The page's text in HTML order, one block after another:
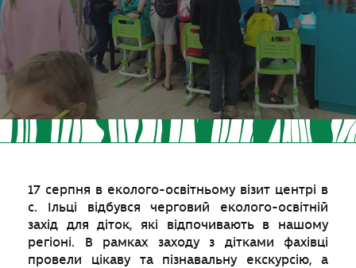
17 серпня в еколого-освітньому візит центрі в
с. Ільці відбувся черговий еколого-освітній
захід для діток, які відпочивають в нашому
регіоні. В рамках заходу з дітками фахівці
провели цікаву та пізнавальну екскурсію, а